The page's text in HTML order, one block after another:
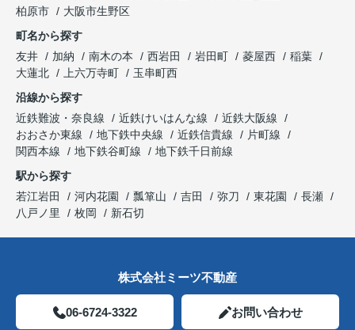
柏原市
大阪市生野区
町名から探す
友井
加納 南木の本 西岩田 岩田町 菱屋西
稲葉
大蓮北
上六万寺町
玉串町西
沿線から探す
近鉄難波・奈良線
近鉄けいはんな線
近鉄大阪線
おおさか東線
地下鉄中央線 近鉄信貴線
片町線
関西本線
地下鉄谷町線
地下鉄千日前線
駅から探す
若江岩田
河内花園 瓢箪山 吉田 弥刀 東花園
長瀬
八戸ノ里
枚岡 新石切
株式会社ミーツ不動産
06-6724-3322 お問い合わせ